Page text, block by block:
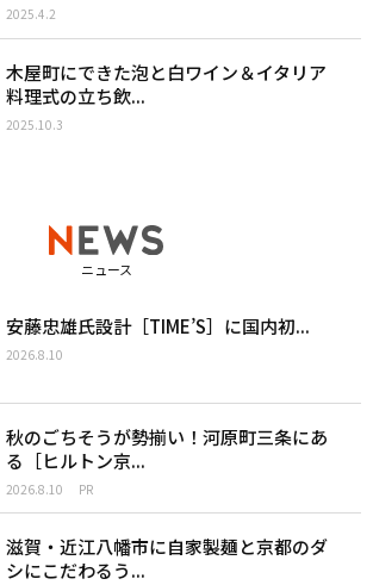
2025.4.2
木屋町にできた泡と白ワイン＆イタリア
料理式の立ち飲...
2025.10.3
ニュース
安藤忠雄氏設計［TIME’S］に国内初...
2026.8.10
秋のごちそうが勢揃い！河原町三条にあ
る［ヒルトン京...
2026.8.10 PR
滋賀・近江八幡市に自家製麺と京都のダ
シにこだわるう...